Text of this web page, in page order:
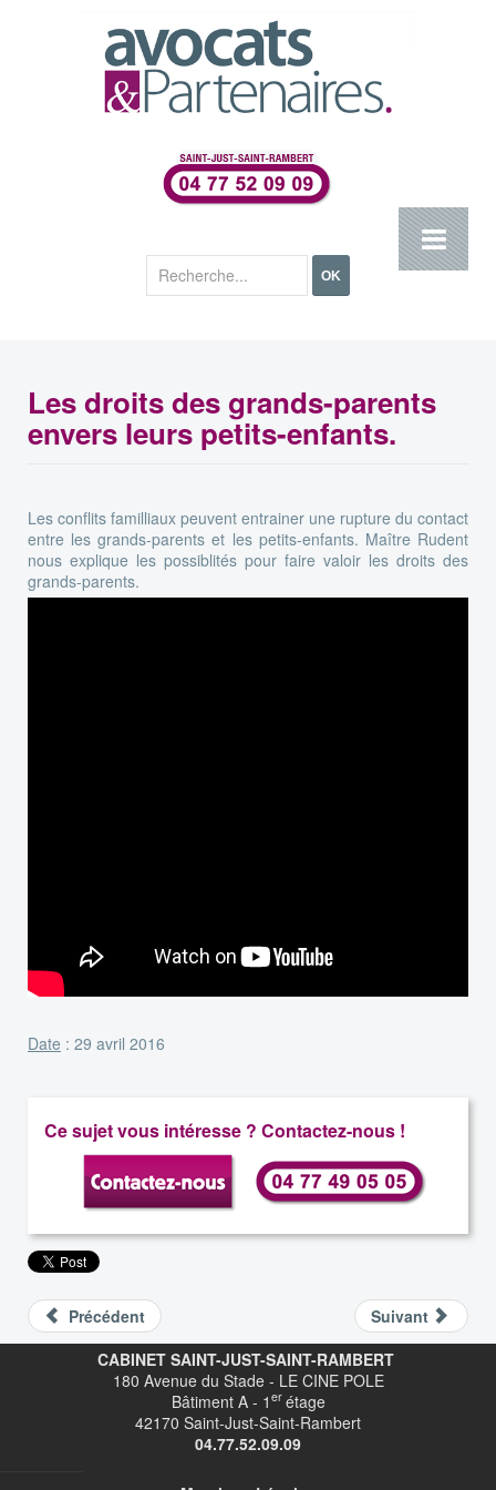
OK
Les droits des grands-parents
envers leurs petits-enfants.
Les conflits familliaux peuvent entrainer une rupture du contact
entre les grands-parents et les petits-enfants. Maître Rudent
nous explique les possiblités pour faire valoir les droits des
grands-parents.
Date : 29 avril 2016
Ce sujet vous intéresse ? Contactez-nous !
Précédent
Suivant
CABINET SAINT-JUST-SAINT-RAMBERT
180 Avenue du Stade - LE CINE POLE
Bâtiment A - 1 er étage
42170 Saint-Just-Saint-Rambert
04.77.52.09.09